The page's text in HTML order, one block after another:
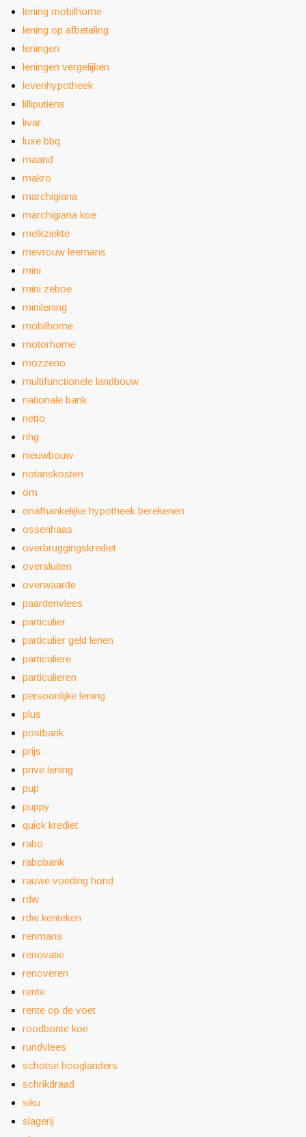
lening mobilhome
lening op afbetaling
leningen
leningen vergelijken
levenhypotheek
lilliputiens
livar
luxe bbq
maand
makro
marchigiana
marchigiana koe
melkziekte
mevrouw leemans
mini
mini zeboe
minilening
mobilhome
motorhome
mozzeno
multifunctionele landbouw
nationale bank
netto
nhg
nieuwbouw
notariskosten
om
onafhankelijke hypotheek berekenen
ossenhaas
overbruggingskrediet
oversluiten
overwaarde
paardenvlees
particulier
particulier geld lenen
particuliere
particulieren
persoonlijke lening
plus
postbank
prijs
prive lening
pup
puppy
quick krediet
rabo
rabobank
rauwe voeding hond
rdw
rdw kenteken
renmans
renovatie
renoveren
rente
rente op de voet
roodbonte koe
rundvlees
schotse hooglanders
schrikdraad
siku
slagerij